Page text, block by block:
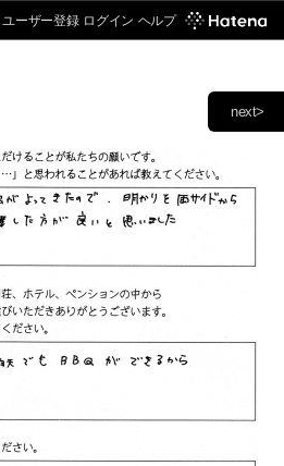
ユーザー登録 ログイン ヘルプ
next>